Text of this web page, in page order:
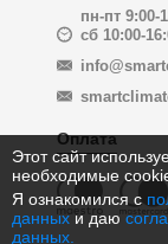
Этот сайт
необходимые
Я ознакомился с
данных и даю
данных.
пн-пт 9:00-
сб 10:00-
Оплата